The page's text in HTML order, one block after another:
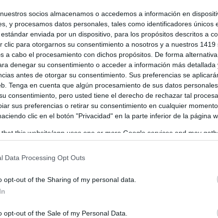
socios almacenamos o accedemos a información en
y procesamos datos personales, tales como identificadores únicos
enviada por un dispositivo, para los propósitos descritos a
clic para otorgarnos su consentimiento a nosotros y a nuestros 1419
a cabo el procesamiento con dichos propósitos. De forma
denegar su consentimiento o acceder a información más detallada
antes de otorgar su consentimiento. Sus preferencias se
Tenga en cuenta que algún procesamiento de sus datos
consentimiento, pero usted tiene el derecho de rechazar tal
sus preferencias o retirar su consentimiento en cualquier
clic en el botón "Privacidad" en la parte inferior de la página
that this website/app uses one or more Google services and may
but not limited to your visit or usage behaviour. You may
consent section.
Data Processing Opt Outs
opt-out of the Sharing of my personal data.
opt-out of the Sale of my Personal Data.
06/08/2026
este jueves 6 de agosto de 2026 una jornada marcada por el
la inestabilidad prevista en el norte y nordeste...
sufrirá un miércoles de calor intenso
con granizo
05/08/2026
atmosférica dominará buena parte de España este miércoles 5
2026, aunque la jornada estará marcada por el contraste entre...
fuertes con granizo y calor de
40 grados marcan el tiempo en España
- 04/08/2026